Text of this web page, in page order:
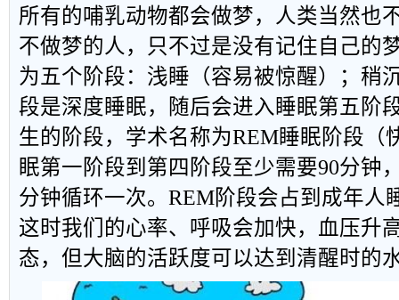
所有的哺乳动物都会做梦，人类当然也
不做梦的人，只不过是没有记住自己的
为五个阶段：浅睡（容易被惊醒）；稍
段是深度睡眠，随后会进入睡眠第五阶
生的阶段，学术名称为REM睡眠阶段（
眠第一阶段到第四阶段至少需要90分钟
分钟循环一次。REM阶段会占到成年人
这时我们的心率、呼吸会加快，血压升
态，但大脑的活跃度可以达到清醒时的